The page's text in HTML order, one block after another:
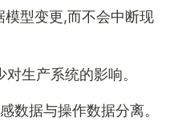
模型变更,而不会中断现
生产系统的影响。
数据与操作数据分离。